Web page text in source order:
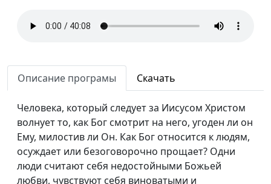
Описание програмы Скачать
Человека, который следует за Иисусом Христом
волнует то, как Бог смотрит на него, угоден ли он
Ему, милостив ли Он. Как Бог относится к людям,
осуждает или безоговорочно прощает? Одни
люди считают себя недостойными Божьей
любви, чувствуют себя виноватыми и